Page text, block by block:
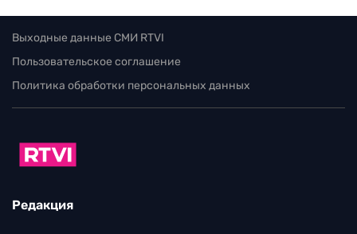
Выходные данные СМИ RTVI
Пользовательское соглашение
Политика обработки персональных данных
Редакция